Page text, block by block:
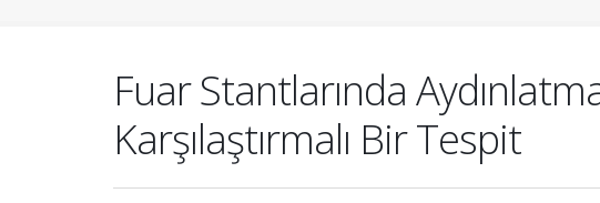
Fuar Stantlarında
Karşılaştırmalı Bir Tespit